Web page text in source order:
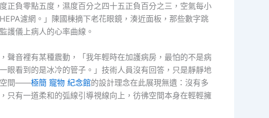
正負零點五度，濕度百分之四十五正負百分之三，空氣每小
濾網。」陳國棟摘下老花眼鏡，湊近面板，那些數字跳
護儀上病人的心率曲線。
聲音裡有某種震動，「我年輕時在加護病房，最怕的不是病
眼看到的是冰冷的管子。」技術人員沒有回答，只是靜靜地
空間——極簡 寵物 紀念館的設計理念在此展現無遺：沒有多
只有一道柔和的弧線引導視線向上，彷彿空間本身在輕輕擁